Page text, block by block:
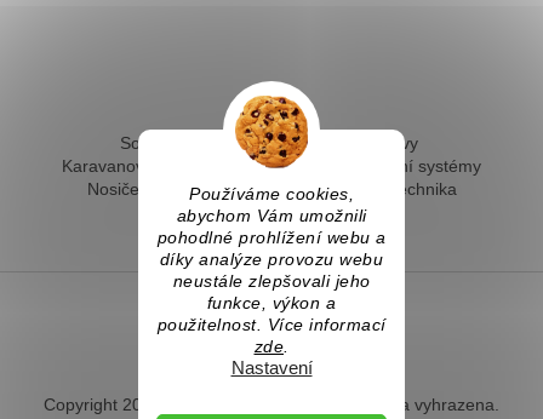
Používáme cookies,
abychom Vám umožnili
pohodlné prohlížení webu a
díky analýze provozu webu
neustále zlepšovali jeho
funkce, výkon a
použitelnost. Více informací
zde.
Nastavení
Solární ohřev vody - kompletní sestavy
Karavanové solární systémy
Ostrovní solární systémy
Nosiče kol na tažné
Hevery a dílenská technika
Fotovoltaický ohřev vody
Vytvořil Shoptet
Copyright 2026 . Všechna práva vyhrazena.